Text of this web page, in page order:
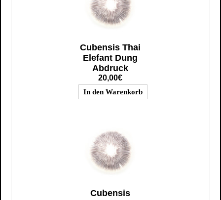
Cubensis Thai
Elefant Dung
Abdruck
20,00€
Cubensis